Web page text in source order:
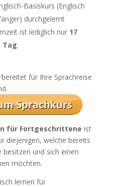
Basiskurs (Englisch
durchgelernt
ist lediglich nur 17
Tag.
für Ihre Sprachreise
für Fortgeschrittene ist
diejenigen, welche bereits
besitzen und sich einen
möchten.
lernen für